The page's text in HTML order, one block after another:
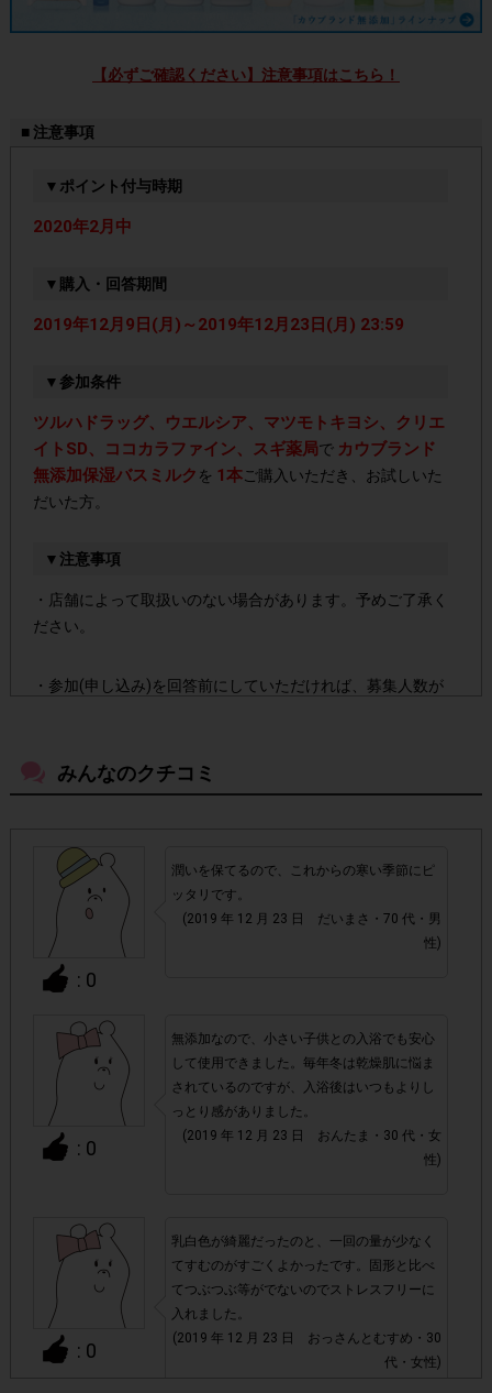
【必ずご確認ください】注意事項はこちら！
■ 注意事項
▼ポイント付与時期
2020年2月中
▼購入・回答期間
2019年12月9日(月)～2019年12月23日(月) 23:59
▼参加条件
ツルハドラッグ、ウエルシア、マツモトキヨシ、クリエ
イトSD、ココカラファイン、スギ薬局で カウブランド
無添加保湿バスミルク を 1本ご購入いただき、お試しいた
だいた方。
▼注意事項
・店舗によって取扱いのない場合があります。予めご了承く
ださい。
・参加(申し込み)を回答前にしていただければ、募集人数が
・他サイトのテンタメを含め、1つのアンケートにつき1人1
回の参加とさせていただいております。
・悪質な投稿があった場合、
だくこともあります。
・スマートフォン、携帯電話、タブレットPCにつきまし
て、機種によってはアンケートに回答できない場合がござい
ます。
▼ポイント付与対象外
上記参加条件(対象商品・購入チェーン・回答期間・
指定購入数)以外
でのご参加
・購入できなかった/指定本数を購入できなかった場合
・他のサイトでの参加を含めて、1つのアンケートに対して
同じレシート画像が投稿されている場合
みんなのクチコミ
: 0
潤いを保てるので、これからの寒い季節にピ
ッタリです。
(2019 年 12 月 23 日 だいまさ・70 代・男
性)
: 0
無添加なので、小さい子供との入浴でも安心
して使用できました。毎年冬は乾燥肌に悩ま
されているのですが、入浴後はいつもよりし
っとり感がありました。
(2019 年 12 月 23 日 おんたま・30 代・女
性)
: 0
乳白色が綺麗だったのと、一回の量が少なく
てすむのがすごくよかったです。固形と比べ
てつぶつぶ等がでないのでストレスフリーに
入れました。
(2019 年 12 月 23 日 おっさんとむすめ・30
代・女性)